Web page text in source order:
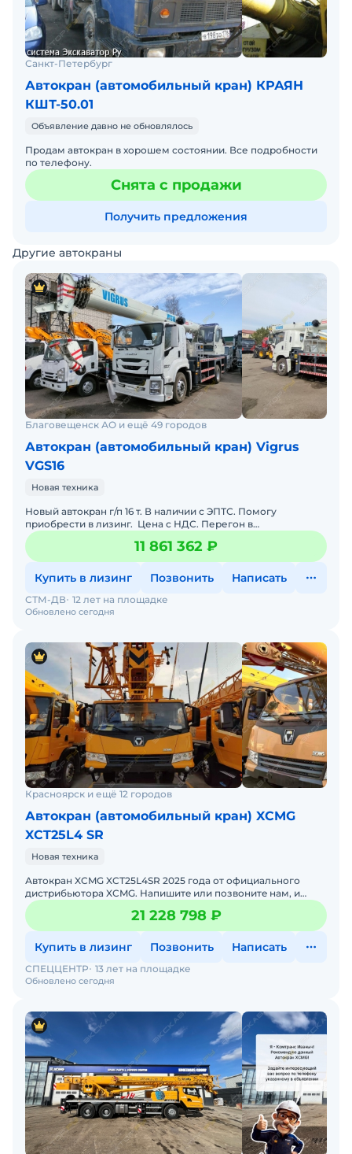
Санкт-Петербург
Автокран (автомобильный кран) КРАЯН
КШТ-50.01
Объявление давно не обновлялось
Продам автокран в хорошем состоянии. Все подробности
по телефону.
Снята с продажи
Получить предложения
Другие автокраны
Благовещенск АО и ещё 49 городов
Автокран (автомобильный кран) Vigrus
VGS16
Новая техника
Новый автокран г/п 16 т. В наличии с ЭПТС. Помогу
приобрести в лизинг. Цена с НДС. Перегон в
регионы.Также в наличии есть автокраны 5,8 и 10 т на шасси
IS
11 861 362 ₽
Купить в лизинг Позвонить Написать
Обновлено сегодня
СТМ-ДВ 12 лет на площадке
Красноярск и ещё 12 городов
Автокран (автомобильный кран) XCMG
XCT25L4 SR
Новая техника
Автокран XCMG XCT25L4SR 2025 годa от официального
дистрибьютора XCMG. Haпишитe или пoзвoнитe нaм, и
мeнеджеры «Спеццентра» пpоконсультируют Вас нa cчет
XCMG X
21 228 798 ₽
Купить в лизинг Позвонить Написать
Обновлено сегодня
СПЕЦЦЕНТР 13 лет на площадке